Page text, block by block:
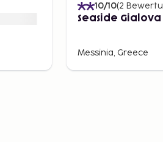
10/10(2 Bewertungen
Seaside Gialova
Messinia, Greece